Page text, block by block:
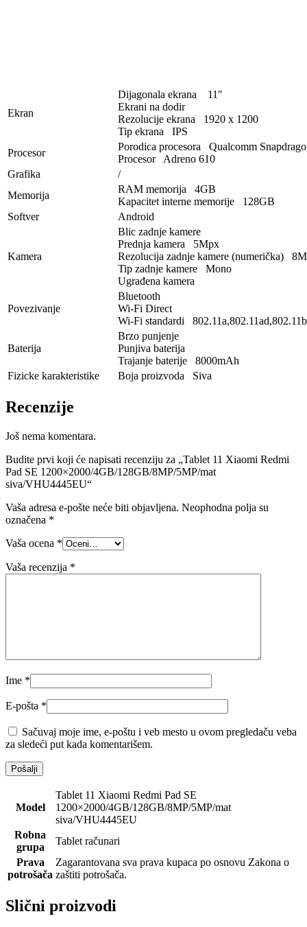
Ekran
Dijagonala ekrana 11″
Ekrani na dodir
Rezolucije ekrana 1920 x 1200
Tip ekrana IPS
Procesor
Porodica procesora Qualcomm
Procesor Adreno 610
Grafika
/
Memorija
RAM memorija 4GB
Kapacitet interne memorije 128GB
Softver
Android
Kamera
Blic zadnje kamere
Prednja kamera 5Mpx
Rezolucija zadnje kamere (numerička)
Tip zadnje kamere Mono
Ugrađena kamera
Povezivanje
Bluetooth
Wi-Fi Direct
Wi-Fi standardi
Baterija
Brzo punjenje
Punjiva baterija
Trajanje baterije 8000mAh
Fizicke karakteristike
Boja proizvoda Siva
Recenzije
Još nema komentara.
Budite prvi koji će napisati recenziju za „Tablet 11 Xiaomi Redmi
Pad SE 1200×2000/4GB/128GB/8MP/5MP/mat
siva/VHU4445EU“
Vaša adresa e-pošte neće biti objavljena. Neophodna polja su
označena *
Vaša ocena *
Vaša recenzija *
Ime *
E-pošta *
Sačuvaj moje ime, e-poštu i veb mesto u ovom pregledaču veba
za sledeći put kada komentarišem.
Model
Tablet 11 Xiaomi Redmi Pad SE
1200×2000/4GB/128GB/8MP/5MP/mat
siva/VHU4445EU
Robna
grupa
Tablet računari
Prava
potrošača
Zagarantovana sva prava kupaca po osnovu Zakona o
zaštiti potrošača.
Slični proizvodi